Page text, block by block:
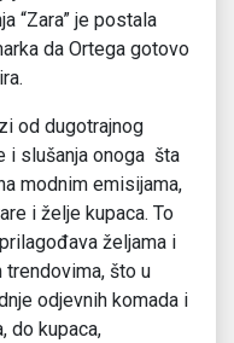
“Zara” je postala
da Ortega gotovo
od dugotrajnog
i slušanja onoga šta
modnim emisijama,
i želje kupaca. To
željama i
što u
odjevnih komada i
do kupaca,